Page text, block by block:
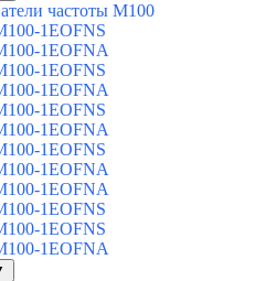
частоты M100
1EOFNS
1EOFNA
1EOFNS
1EOFNA
1EOFNS
1EOFNA
1EOFNS
1EOFNA
1EOFNA
1EOFNS
1EOFNS
1EOFNA